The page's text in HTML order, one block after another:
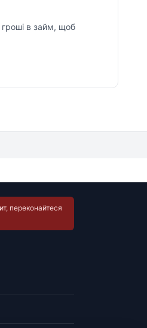
в займ, щоб
переконайтеся